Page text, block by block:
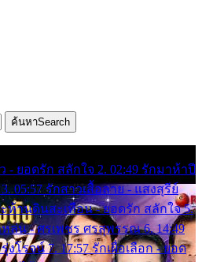
ค้นหาSearch
- ยอดรัก สลักใจ 2. 02:49 รักมาห้าปี
05:57 รักสาวเสื้อลาย - แสงสุรีย์
ะท้านดินสะเทือน - ยอดรัก สลักใจ 5.
ล่น - ศรเพชร ศรสุพรรณ 6. 14:49
งโรจน์ 7. 17:57 รักเผื่อเลือก - ยอด